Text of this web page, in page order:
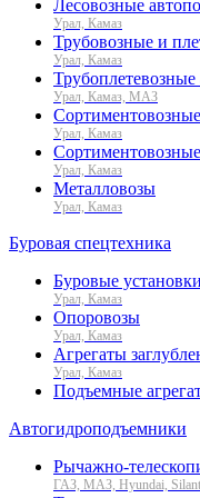
Лесовозные
Урал, Камаз
Трубовозные и
Урал, Камаз
Трубоплетевозные
Урал, Камаз, МАЗ
Сортиментовозные
Урал, Камаз
Сортиментовозные
Урал, Камаз
Металловозы
Урал, Камаз
Буровая спецтехника
Буровые установки
Урал, Камаз
Опоровозы
Урал, Камаз
Агрегаты
Урал, Камаз
Подъемные
Автогидроподъемники
Рычажно-
ГАЗ, МАЗ, Hyundai, Silant